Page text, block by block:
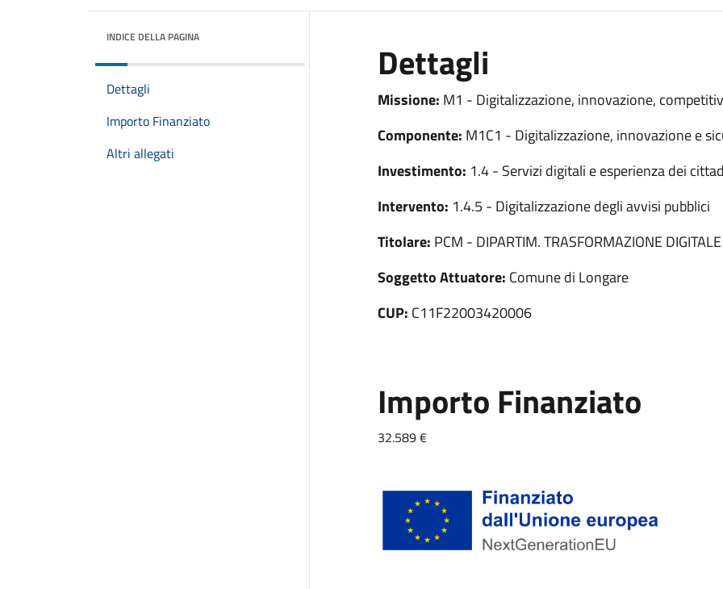
INDICE DELLA PAGINA
Dettagli
Importo Finanziato
Altri allegati
Dettagli
Missione: M1 - Digitalizzazione, innovazione,
Componente: M1C1 - Digitalizzazione, innovazione e
Investimento: 1.4 - Servizi digitali e esperienza dei
Intervento: 1.4.5 - Digitalizzazione degli avvisi pubblici
Titolare: PCM - DIPARTIM. TRASFORMAZIONE DIGITALE
Soggetto Attuatore: Comune di Longare
CUP: C11F22003420006
Importo Finanziato
32.589 €